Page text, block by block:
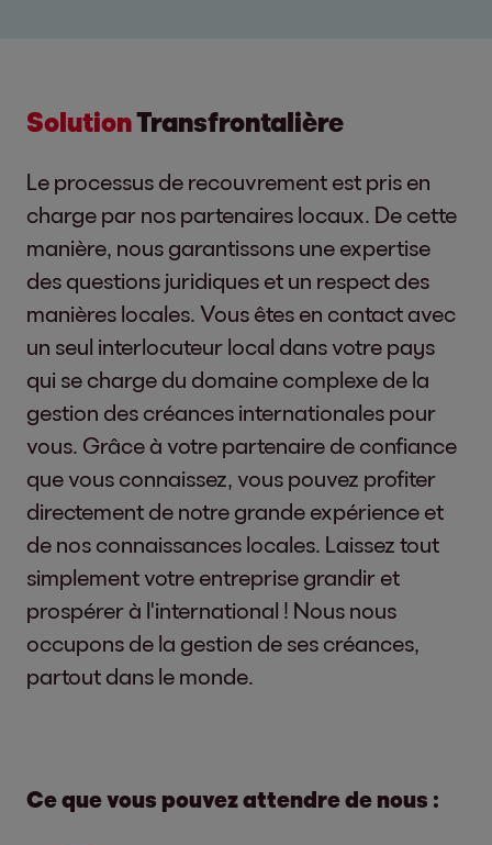
SolutionTransfrontalière
Le processus de recouvrement est pris en
charge par nos partenaires locaux. De cette
manière, nous garantissons une expertise
des questions juridiques et un respect des
manières locales. Vous êtes en contact avec
un seul interlocuteur local dans votre pays
qui se charge du domaine complexe de la
gestion des créances internationales pour
vous. Grâce à votre partenaire de confiance
que vous connaissez, vous pouvez profiter
directement de notre grande expérience et
de nos connaissances locales. Laissez tout
simplement votre entreprise grandir et
prospérer à l'international ! Nous nous
occupons de la gestion de ses créances,
partout dans le monde.
Ce que vous pouvez attendre de nous :